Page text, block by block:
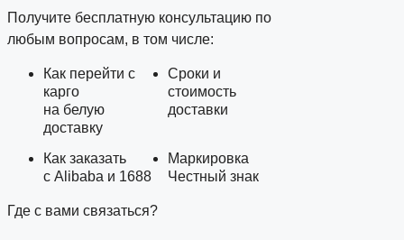
Получите бесплатную консультацию по
любым вопросам, в том числе:
Как перейти с
карго
на белую
доставку
Сроки и
стоимость
доставки
Как заказать
с Alibaba и 1688
Маркировка
Честный знак
Где с вами связаться?